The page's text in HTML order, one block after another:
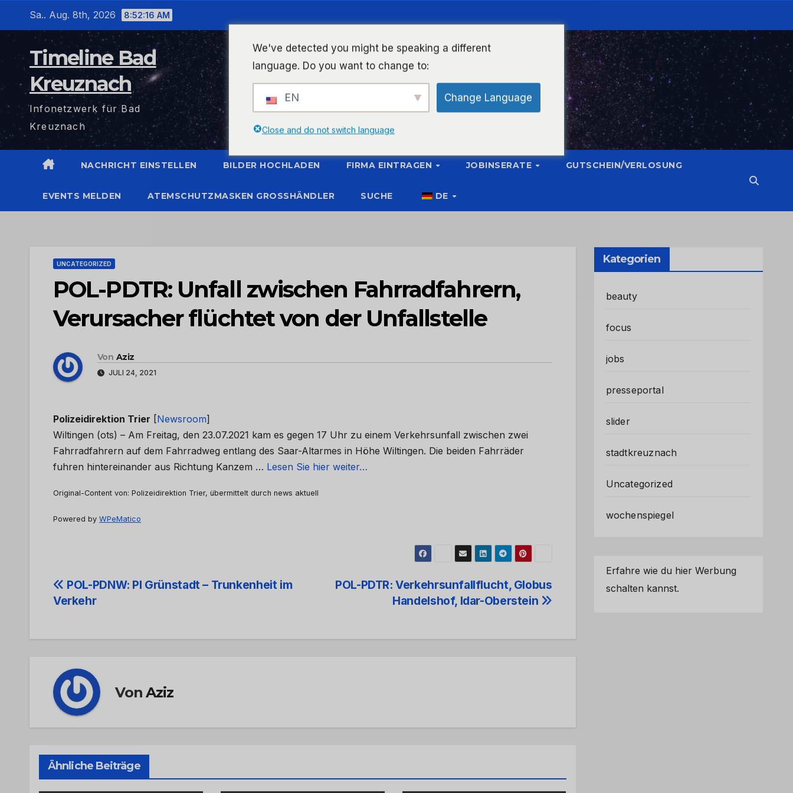
Sa.. Aug. 8th, 2026 8:52:17 AM
Timeline Bad
Kreuznach
Infonetzwerk für Bad
Kreuznach
NACHRICHT EINSTELLEN BILDER HOCHLADEN FIRMA EINTRAGEN JOBINSERATE GUTSCHEIN/VERLOSUNG
EVENTS MELDEN ATEMSCHUTZMASKEN GROSSHÄNDLER SUCHE DE
UNCATEGORIZED
POL-PDTR: Unfall zwischen Fahrradfahrern,
Verursacher flüchtet von der Unfallstelle
Von Aziz
JULI 24, 2021
Polizeidirektion Trier [Newsroom]
Wiltingen (ots) – Am Freitag, den 23.07.2021 kam es gegen 17 Uhr zu einem Verkehrsunfall zwischen zwei
Fahrradfahrern auf dem Fahrradweg entlang des Saar-Altarmes in Höhe Wiltingen. Die beiden Fahrräder
fuhren hintereinander aus Richtung Kanzem … Lesen Sie hier weiter…
Original-Content von: Polizeidirektion Trier, übermittelt durch news aktuell
Powered by WPeMatico
Beitrags-
POL-PDTR: Verkehrsunfallflucht, Globus
Handelshof, Idar-Oberstein
POL-PDNW: PI Grünstadt – Trunkenheit im
Verkehr
VonAziz
Ähnliche Beiträge
Kategorien
beauty
focus
jobs
presseportal
slider
stadtkreuznach
Uncategorized
wochenspiegel
Erfahre wie du hier Werbung
schalten kannst.
We've detected you might be speaking a different
language. Do you want to change to:
EN Change Language
Close and do not switch language